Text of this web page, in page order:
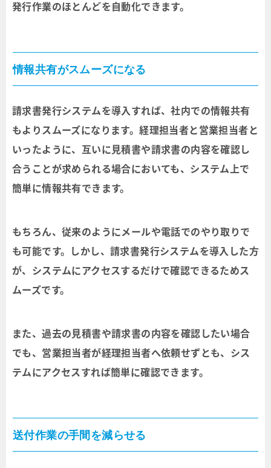
発行作業のほとんどを自動化できます。
情報共有がスムーズになる
請求書発行システムを導入すれば、社内での情報共有
もよりスムーズになります。経理担当者と営業担当者と
いったように、互いに見積書や請求書の内容を確認し
合うことが求められる場合においても、システム上で
簡単に情報共有できます。
もちろん、従来のようにメールや電話でのやり取りで
も可能です。しかし、請求書発行システムを導入した方
が、システムにアクセスするだけで確認できるためス
ムーズです。
また、過去の見積書や請求書の内容を確認したい場合
でも、営業担当者が経理担当者へ依頼せずとも、シス
テムにアクセスすれば簡単に確認できます。
送付作業の手間を減らせる